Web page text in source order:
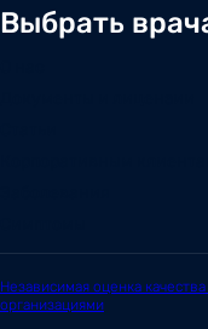
Выбрать
Независимая оценка
организациями